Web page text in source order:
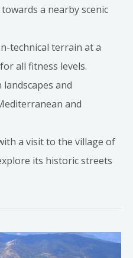
a nearby scenic
technical terrain at a
all fitness levels.
and
and
a visit to the village of
its historic streets